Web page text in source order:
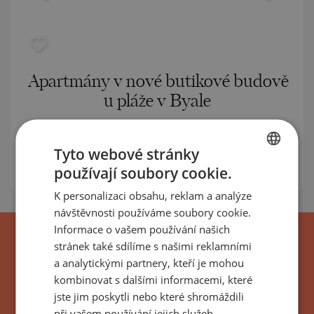
Apartmány v nové butikové budově
u pláže v Byale
MAPA
Ceny: 100 848 - 136 528€
Ceny za m²: 1 200 - 1 400 €/ m²
BULGARIAN
ENGLISH
GERMAN
FRENCH
POLISH
Tyto webové stránky
používají soubory cookie.
K personalizaci obsahu, reklam a analýze
návštěvnosti používáme soubory cookie.
Informace o vašem používání našich
stránek také sdílíme s našimi reklamními
a analytickými partnery, kteří je mohou
kombinovat s dalšími informacemi, které
jste jim poskytli nebo které shromáždili